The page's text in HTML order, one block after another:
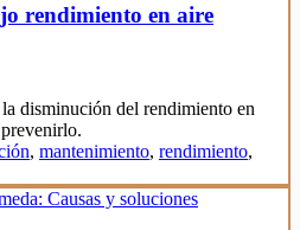
rendimiento en aire
disminución del rendimiento en
, mantenimiento, rendimiento,